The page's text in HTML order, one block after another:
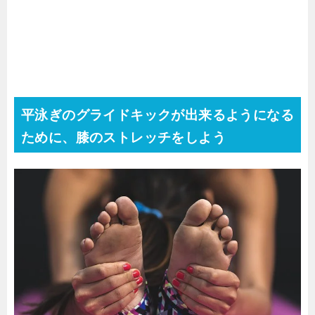
平泳ぎのグライドキックが出来るようになる
ために、膝のストレッチをしよう